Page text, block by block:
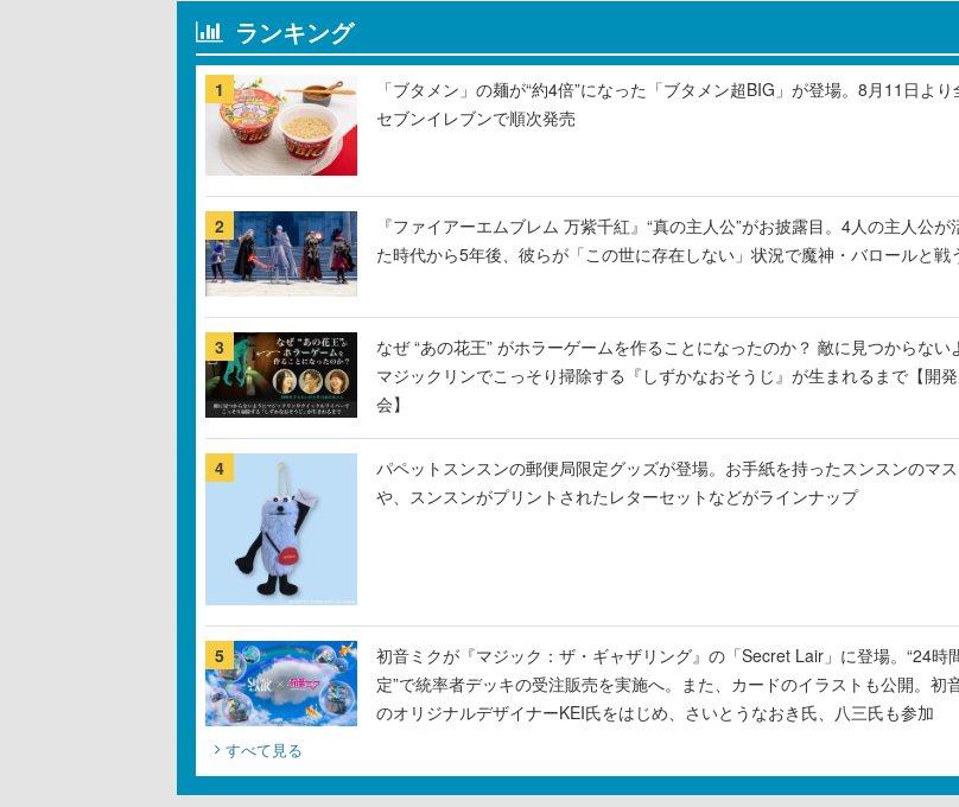
ランキング
1
「ブタメン」の麺が“約4倍”になった「ブタメン超BIG」が登場。8月11日よ
セブンイレブンで順次発売
2
『ファイアーエムブレム 万紫千紅』“真の主人公”がお披露目。4人の主人公が
た時代から5年後、彼らが「この世に存在しない」状況で魔神・バロールと戦
3
なぜ “あの花王” がホラーゲームを作ることになったのか？ 敵に見つからない
マジックリンでこっそり掃除する『しずかなおそうじ』が生まれるまで【開
会】
4
パペットスンスンの郵便局限定グッズが登場。お手紙を持ったスンスンのマ
や、スンスンがプリントされたレターセットなどがラインナップ
5
初音ミクが『マジック：ザ・ギャザリング』の「Secret Lair」に登場。“24時
定”で統率者デッキの受注販売を実施へ。また、カードのイラストも公開。初
のオリジナルデザイナーKEI氏をはじめ、さいとうなおき氏、八三氏も参加
すべて見る